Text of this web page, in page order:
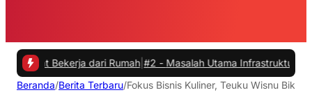
dari Rumah|#2 -Masalah Utama Infrastruktur Pengisian
Beranda/Berita Terbaru/Fokus Bisnis Kuliner, Teuku Wisnu Bikin